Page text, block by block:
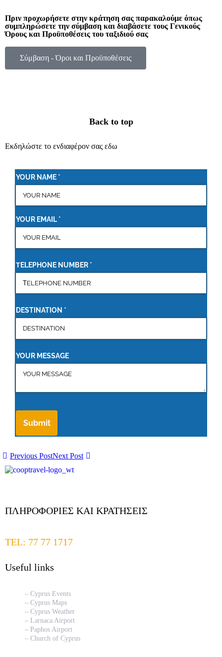
Πριν προχωρήσετε στην κράτηση σας παρακαλούμε όπως
συμπληρώσετε την σύμβαση και διαβάσετε τους Γενικούς
Όρους και Προϋποθέσεις του ταξιδιού σας
Σύμβαση - Όροι και Προϋποθέσεις
Back to top
Εκδηλώστε το ενδιαφέρον σας εδω
YOUR NAME *
(required)
YOUR EMAIL *
(required)
ΤELEPHONE NUMBER *
(required)
DESTINATION *(required)
YOUR MESSAGE
Submit
Previous PostNext Post
ΠΛΗΡΟΦΟΡΙΕΣ ΚΑΙ ΚΡΑΤΗΣΕΙΣ
TEL: 77 77 1717
Useful links
– Cyprus Events
– Cyprus Maps
– Cyprus Weather
– Larnaca Airport
– Paphos Airport
– Church of Cyprus